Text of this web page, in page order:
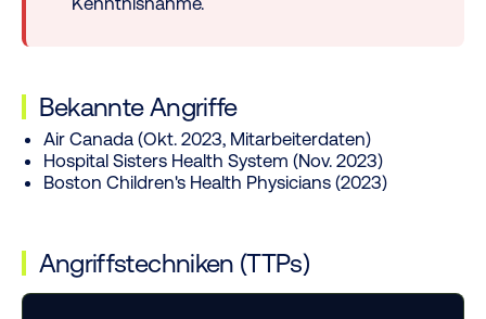
Bekannte Angriffe
Air Canada (Okt. 2023, Mitarbeiterdaten)
Hospital Sisters Health System (Nov. 2023)
Boston Children's Health Physicians (2023)
Angriffstechniken (TTPs)